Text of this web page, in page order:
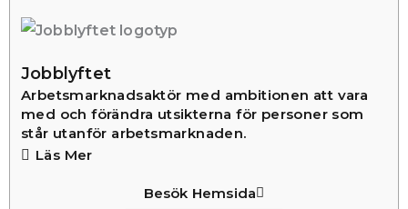
Jobblyftet
Arbetsmarknadsaktör med ambitionen att vara
med och förändra utsikterna för personer som
står utanför arbetsmarknaden.
Besök Hemsida
Läs Mer